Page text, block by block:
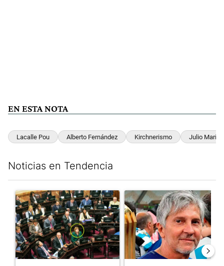
EN ESTA NOTA
Lacalle Pou Alberto Fernández Kirchnerismo Julio María
Noticias en Tendencia
Un artículo de tendencia con el título "La Rosada busca
Un artículo de tendencia con